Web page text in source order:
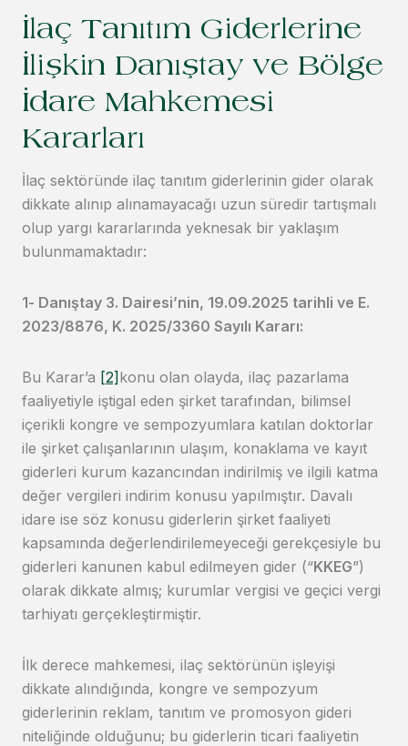
İlaç Tanıtım Giderlerine
İlişkin Danıştay ve Bölge
İdare Mahkemesi
Kararları
İlaç sektöründe ilaç tanıtım giderlerinin gider olarak
dikkate alınıp alınamayacağı uzun süredir tartışmalı
olup yargı kararlarında yeknesak bir yaklaşım
bulunmamaktadır:
1- Danıştay 3. Dairesi’nin, 19.09.2025 tarihli ve E.
2023/8876, K. 2025/3360 Sayılı Kararı:
Bu Karar’a [2]konu olan olayda, ilaç pazarlama
faaliyetiyle iştigal eden şirket tarafından, bilimsel
içerikli kongre ve sempozyumlara katılan doktorlar
ile şirket çalışanlarının ulaşım, konaklama ve kayıt
giderleri kurum kazancından indirilmiş ve ilgili katma
değer vergileri indirim konusu yapılmıştır. Davalı
idare ise söz konusu giderlerin şirket faaliyeti
kapsamında değerlendirilemeyeceği gerekçesiyle bu
giderleri kanunen kabul edilmeyen gider (“KKEG”)
olarak dikkate almış; kurumlar vergisi ve geçici vergi
tarhiyatı gerçekleştirmiştir.
İlk derece mahkemesi, ilaç sektörünün işleyişi
dikkate alındığında, kongre ve sempozyum
giderlerinin reklam, tanıtım ve promosyon gideri
niteliğinde olduğunu; bu giderlerin ticari faaliyetin